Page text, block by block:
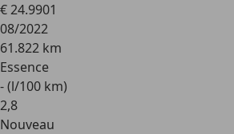
€ 24.9901
08/2022
61.822 km
Essence
- (l/100 km)
2,8
Nouveau